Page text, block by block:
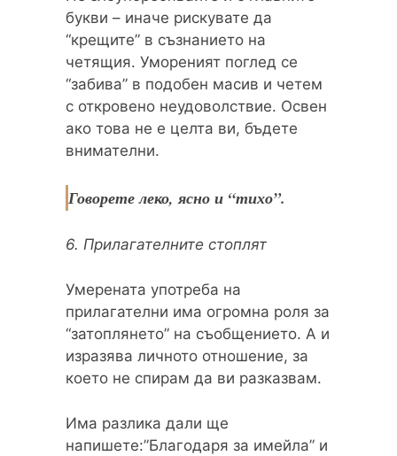
букви – иначе рискувате да
“крещите” в съзнанието на
четящия. Умореният поглед се
“забива” в подобен масив и четем
с откровено неудоволствие. Освен
ако това не е целта ви, бъдете
внимателни.
Говорете леко, ясно и “тихо”.
6. Прилагателните стоплят
Умерената употреба на
прилагателни има огромна роля за
“затоплянето” на съобщението. А и
изразява личното отношение, за
което не спирам да ви разказвам.
Има разлика дали ще
напишете:”Благодаря за имейла” и